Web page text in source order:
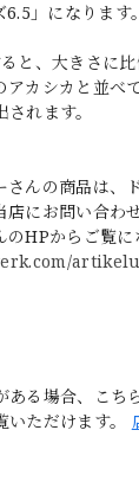
」になります。
と、大きさに
カシカと並べ
れます。
んの商品は、
にお問い合わ
HPからご覧に
る場合、こち
ただけます。